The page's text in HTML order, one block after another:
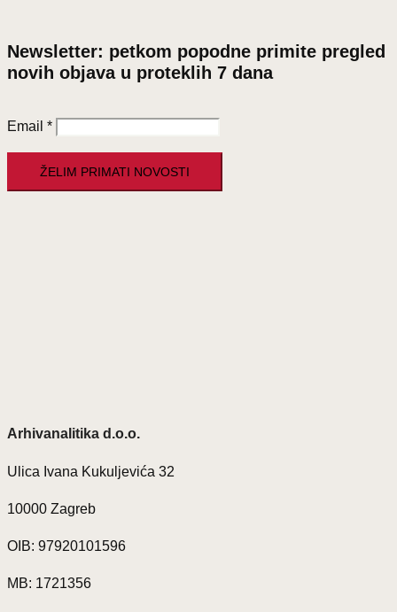
Newsletter: petkom popodne primite pregled
novih objava u proteklih 7 dana
Email *
Arhivanalitika d.o.o.
Ulica Ivana Kukuljevića 32
10000 Zagreb
OIB: 97920101596
MB: 1721356